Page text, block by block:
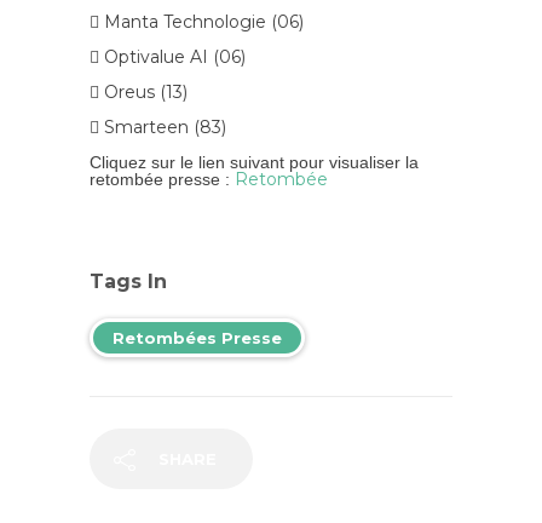
 Manta Technologie (06)
 Optivalue AI (06)
 Oreus (13)
 Smarteen (83)
Cliquez sur le lien suivant pour visualiser la
retombée presse : Retombée
Tags In
Retombées Presse